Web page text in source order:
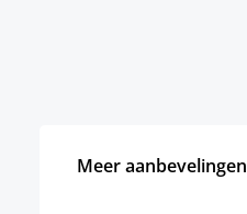
Meer aanbevelingen